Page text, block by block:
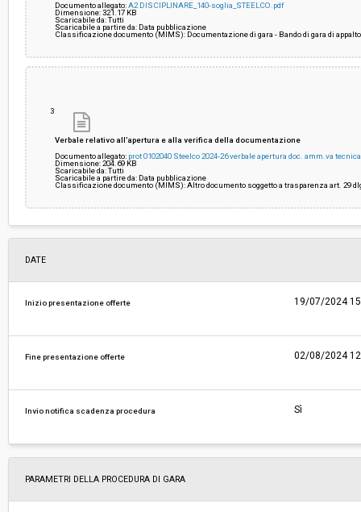
Documento allegato:A2 DISCIPLINARE_140-soglia_STEELCO.pdf
Dimensione: 321.17 KB
Scaricabile da: Tutti
Scaricabile a partire da: Data pubblicazione
Classificazione documento (MIMS): Documentazione di gara - Bando di gara di
3
Verbale relativo all’apertura e alla verifica della documentazione
Documento allegato: prot 0102040 Steelco 2024-26 verbale apertura doc. amm.va
Dimensione: 204.69 KB
Scaricabile da: Tutti
Scaricabile a partire da: Data pubblicazione
Classificazione documento (MIMS): Altro documento soggetto a trasparenza art. 29
DATE
Inizio presentazione offerte 19/07/2024
Fine presentazione offerte 02/08/2024
Invio notifica scadenza procedura Sì
PARAMETRI DELLA PROCEDURA DI GARA